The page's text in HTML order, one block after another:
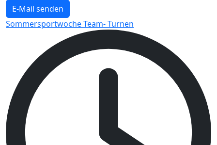
E-Mail senden
Sommersportwoche Team- Turnen